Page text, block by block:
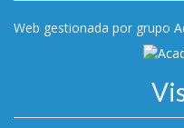
Web gestionada por grupo